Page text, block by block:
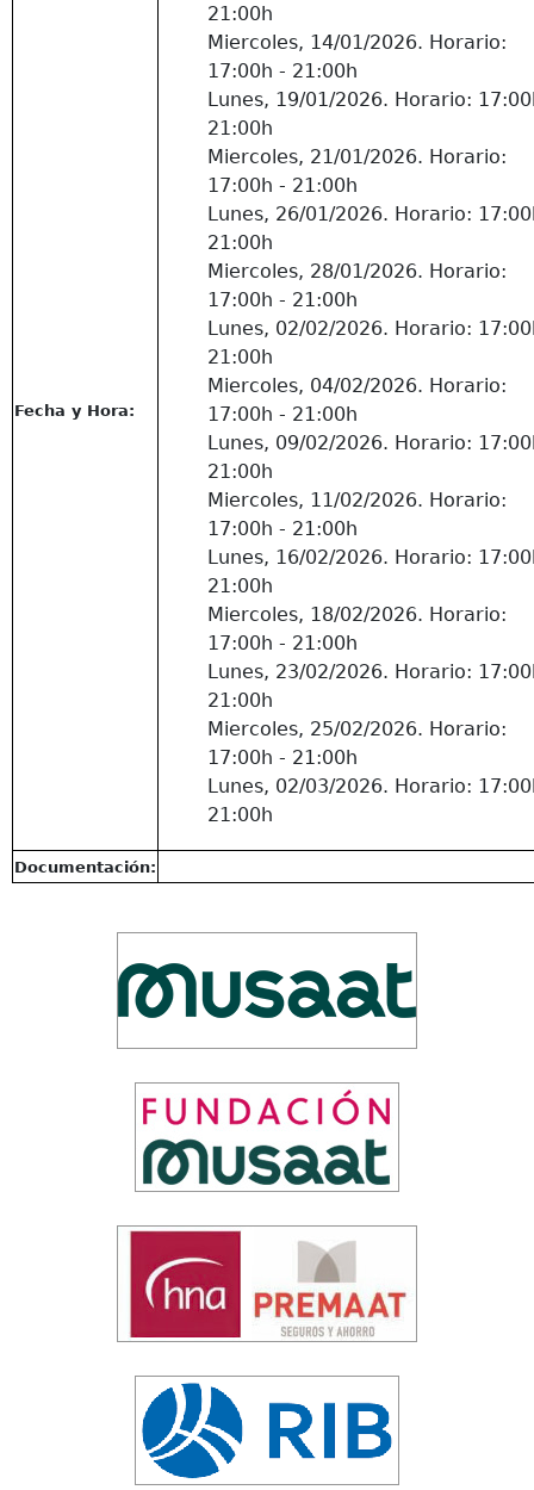
Fecha y Hora:
21:00h
Miercoles, 14/01/2026. Horario:
17:00h - 21:00h
Lunes, 19/01/2026. Horario:
21:00h
Miercoles, 21/01/2026. Horario:
17:00h - 21:00h
Lunes, 26/01/2026. Horario:
21:00h
Miercoles, 28/01/2026. Horario:
17:00h - 21:00h
Lunes, 02/02/2026. Horario:
21:00h
Miercoles, 04/02/2026. Horario:
17:00h - 21:00h
Lunes, 09/02/2026. Horario:
21:00h
Miercoles, 11/02/2026. Horario:
17:00h - 21:00h
Lunes, 16/02/2026. Horario:
21:00h
Miercoles, 18/02/2026. Horario:
17:00h - 21:00h
Lunes, 23/02/2026. Horario:
21:00h
Miercoles, 25/02/2026. Horario:
17:00h - 21:00h
Lunes, 02/03/2026. Horario:
21:00h
Documentación: